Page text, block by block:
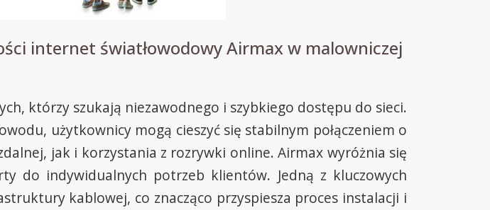
internet światłowodowy Airmax w malowniczej
którzy szukają niezawodnego i szybkiego dostępu do sieci.
użytkownicy mogą cieszyć się stabilnym połączeniem o
jak i korzystania z rozrywki online. Airmax wyróżnia się
do indywidualnych potrzeb klientów. Jedną z kluczowych
kablowej, co znacząco przyspiesza proces instalacji i